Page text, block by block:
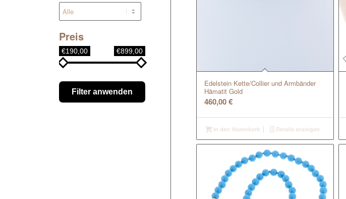
Edelstein Kette/Collier und Armbänder
Hämatit Gold
460,00€
In den Warenkorb Details anzeigen
Preis
€190,00 €899,00
Filter anwenden